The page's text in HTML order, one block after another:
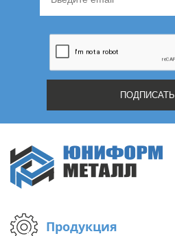
Продукция